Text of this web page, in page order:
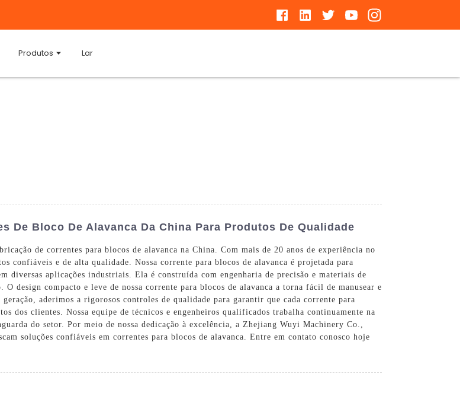
Produtos Lar
De Bloco De Alavanca Da China Para Produtos De Qualidade
de correntes para blocos de alavanca na China. Com mais de 20 anos de experiência no
confiáveis ​​e de alta qualidade. Nossa corrente para blocos de alavanca é projetada para
diversas aplicações industriais. Ela é construída com engenharia de precisão e materiais de
design compacto e leve de nossa corrente para blocos de alavanca a torna fácil de manusear e
aderimos a rigorosos controles de qualidade para garantir que cada corrente para
dos clientes. Nossa equipe de técnicos e engenheiros qualificados trabalha continuamente na
do setor. Por meio de nossa dedicação à excelência, a Zhejiang Wuyi Machinery Co.,
soluções confiáveis ​​em correntes para blocos de alavanca. Entre em contato conosco hoje